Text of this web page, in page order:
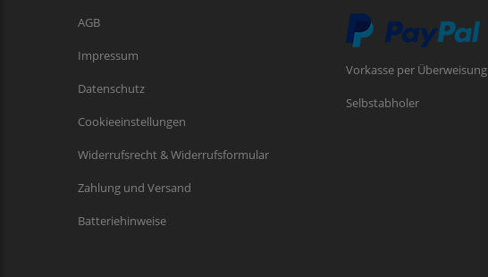
AGB
Impressum
Datenschutz
Cookieeinstellungen
Widerrufsrecht & Widerrufsformular
Zahlung und Versand
Batteriehinweise
Vorkasse per Überweisung
Selbstabholer